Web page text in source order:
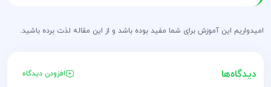
امیدواریم این آموزش برای شما مفید بوده باشد و از این مقاله لذت برده باشید.
دیدگاه‌ها افزودن دیدگاه